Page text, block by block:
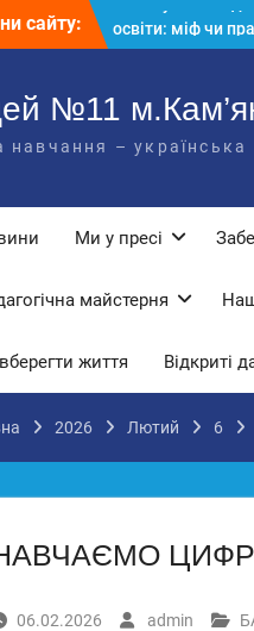
сайту:
КЗ «Ліцей
команди!
дітям і молоді
До Всесвітнього
дитячою працею
№11
навчання – українська
Ми у пресі
майстерня
життя Відкриті
2026 Лютий 6
06.02.2026 admin